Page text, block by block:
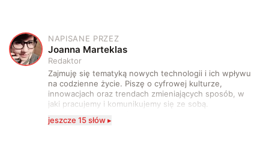
J
NAPISANE PRZEZ
Joanna Marteklas
Redaktor
Zajmuję się tematyką nowych technologii i ich wpływu
na codzienne życie. Piszę o cyfrowej kulturze,
innowacjach oraz trendach zmieniających sposób, w
jaki pracujemy i komunikujemy się ze sobą.
technologii a współczesną popkulturą. W wolnych
jeszcze 15 słów ▸